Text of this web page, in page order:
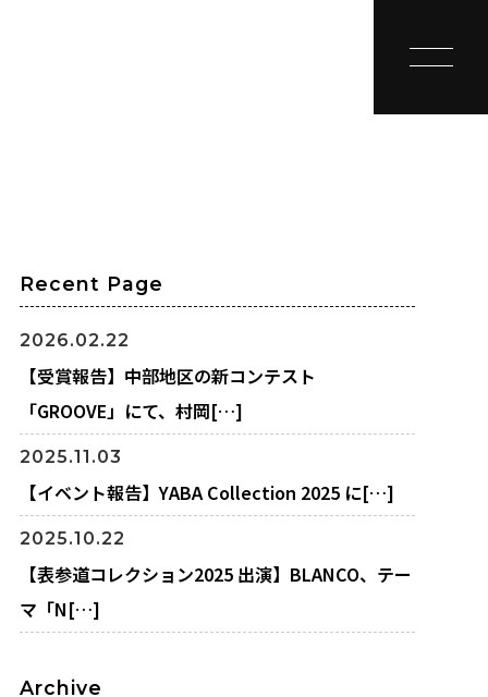
toggle
Recent Page
2026.02.22
【受賞報告】中部地区の新コンテスト
「GROOVE」にて、村岡[…]
2025.11.03
【イベント報告】YABA Collection 2025 に[…]
2025.10.22
【表参道コレクション2025 出演】BLANCO、テー
マ「N[…]
Archive